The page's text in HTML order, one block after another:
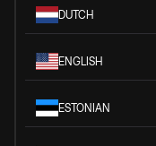
DUTCH
ENGLISH
ESTONIAN